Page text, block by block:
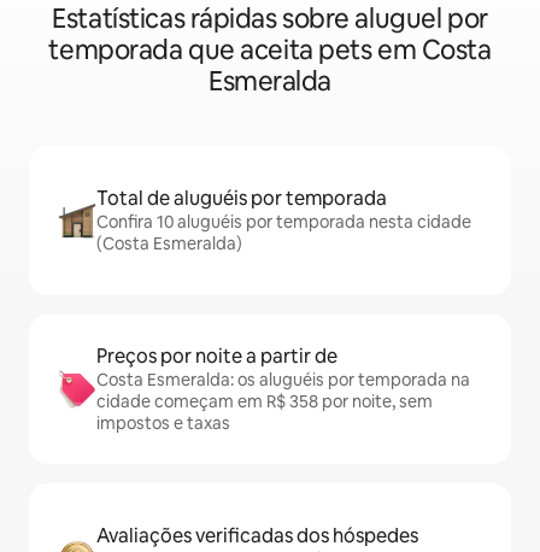
Estatísticas rápidas sobre aluguel por
temporada que aceita pets em Costa
Esmeralda
Total de aluguéis por temporada
Confira 10 aluguéis por temporada nesta cidade
(Costa Esmeralda)
Preços por noite a partir de
Costa Esmeralda: os aluguéis por temporada na
cidade começam em R$ 358 por noite, sem
impostos e taxas
Avaliações verificadas dos hóspedes